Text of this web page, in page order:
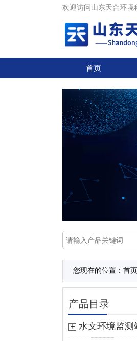
欢迎访问山东天合环境
首页
您现在的位置： 首页
产品目录
水文环境监测